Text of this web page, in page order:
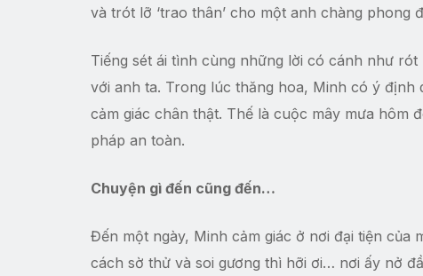
và trót lỡ ‘trao thân’ cho một anh chàng phong
Tiếng sét ái tình cùng những lời có cánh như
với anh ta. Trong lúc thăng hoa, Minh có ý
cảm giác chân thật. Thế là cuộc mây mưa hôm
pháp an toàn.
Chuyện gì đến cũng đến…
Đến một ngày, Minh cảm giác ở nơi đại tiện của
cách sờ thử và soi gương thì hỡi ơi… nơi ấy nở